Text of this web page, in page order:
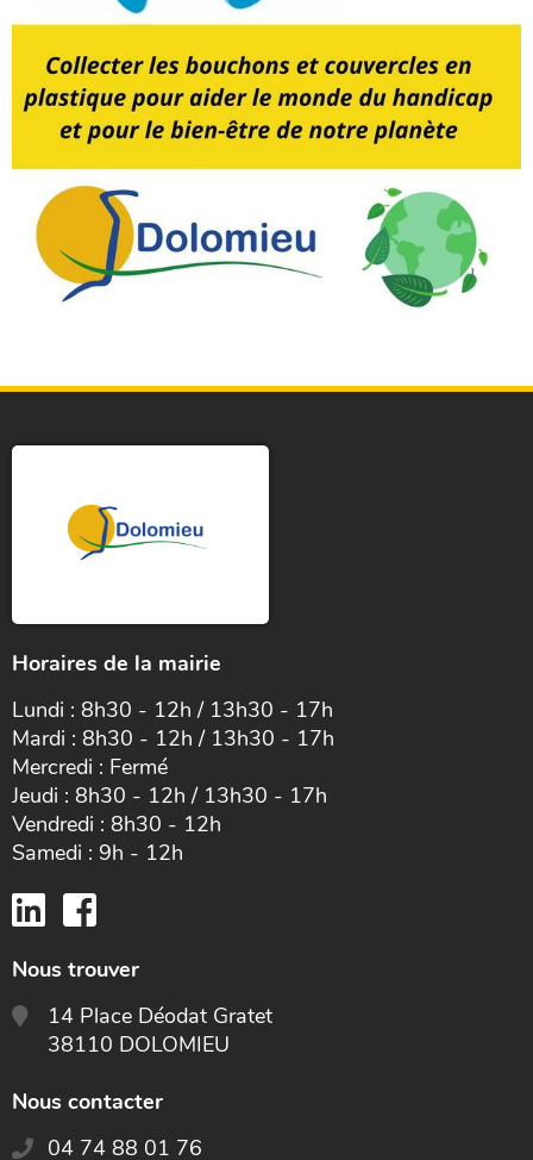
Horaires de la mairie
Lundi : 8h30 - 12h / 13h30 - 17h
Mardi : 8h30 - 12h / 13h30 - 17h
Mercredi : Fermé
Jeudi : 8h30 - 12h / 13h30 - 17h
Vendredi : 8h30 - 12h
Samedi : 9h - 12h
Nous trouver
14 Place Déodat Gratet
38110 DOLOMIEU
Nous contacter
04 74 88 01 76